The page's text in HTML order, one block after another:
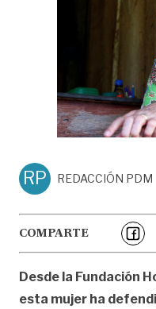
RP REDACCIÓN PDM
COMPARTE
Desde la Fundación
esta mujer ha